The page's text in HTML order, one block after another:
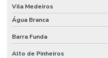
Valvula solenoide ar comprimido
Válvula solenoide preço
Vila Medeiros
Água Branca
Barra Funda
Alto de Pinheiros